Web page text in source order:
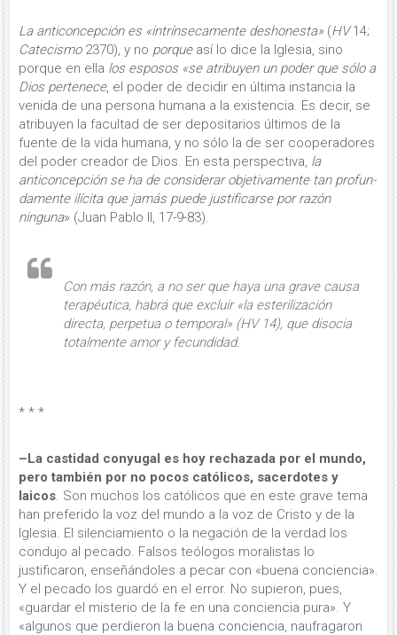
La anticoncepción es «intrínsecamente deshonesta» (HV14;
Catecismo2370), y no porqueasí lo dice la Iglesia, sino
porque en ella los esposos «se atribuyen un poder que sólo a
Dios pertenece, el poder de decidir en última instancia la
venida de una per­sona humana a la existencia. Es decir, se
atribuyen la facultad de ser deposita­rios últimos de la
fuente de la vida hu­mana, y no sólo la de ser cooperadores
del poder creador de Dios. En esta perspectiva, la
anticoncepción se ha de considerar objetivamente tan profun­
damente ilícita que jamás puede justifi­carse por razón
ninguna» (Juan Pablo II, 17-9-83).
Con más razón, a no ser que haya una grave causa
terapéutica, habrá que excluir «la esterilización
directa, perpetua o tempo­ral» (HV14), que disocia
totalmente amor y fecundidad.
* * *
–La castidad conyugal es hoy rechazada por el mundo,
pero también por no pocos católicos, sacerdotes y
laicos. Son muchos los católicos que en este grave tema
han preferido la voz del mundo a la voz de Cristo y de la
Iglesia. El silenciamiento o la negación de la verdad los
condujo al pecado. Falsos teólogos moralistas lo
justificaron, enseñándoles a pecar con «buena conciencia».
Y el pecado los guardó en el error. No supieron, pues,
«guardar el misterio de la fe en una conciencia pura». Y
«algunos que perdieron la buena conciencia, nau­fragaron